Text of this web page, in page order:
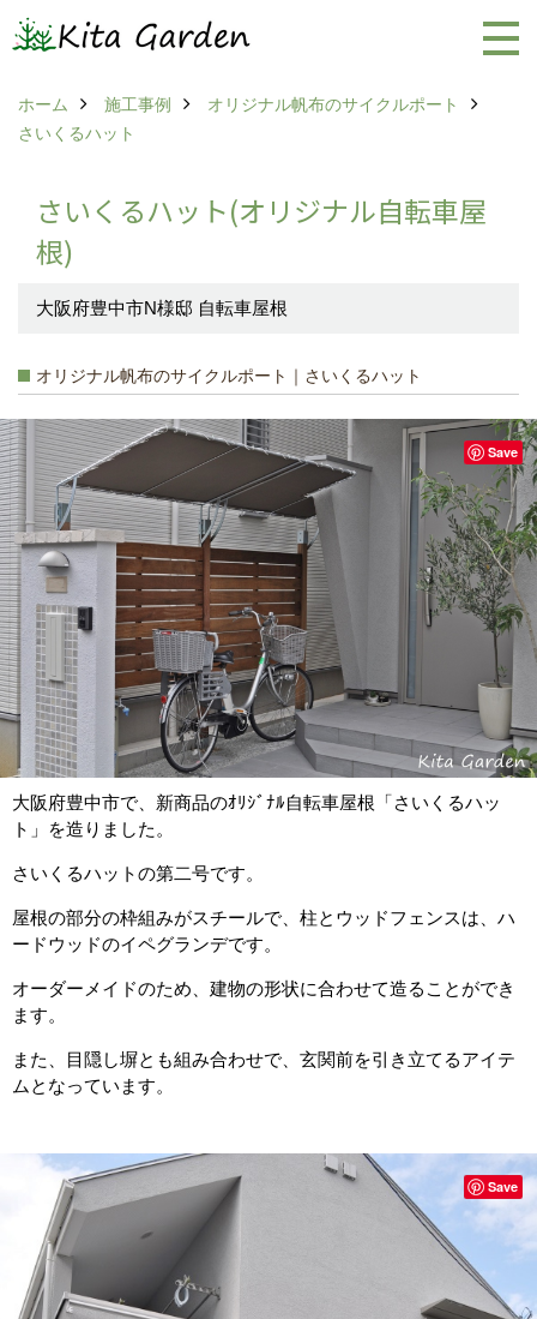
ホーム 施工事例
オリジナル帆布のサイクルポート
さいくるハット
さいくるハット(オリジナル自転車屋
根)
大阪府豊中市N様邸 自転車屋根
オリジナル帆布のサイクルポート｜さいくるハット
大阪府豊中市で、新商品のｵﾘｼﾞﾅﾙ自転車屋根「さいくるハッ
ト」を造りました。
さいくるハットの第二号です。
屋根の部分の枠組みがスチールで、柱とウッドフェンスは、ハ
ードウッドのイペグランデです。
オーダーメイドのため、建物の形状に合わせて造ることができ
ます。
また、目隠し塀とも組み合わせで、玄関前を引き立てるアイテ
ムとなっています。
Save
Save